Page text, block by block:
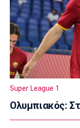
23:32
Ποδόσφαιρο - Διεθνή
Κακή
23:23
Γ Εθνική
Αστέρας
ρόστερ
Conference League
Super League 1
Ολυμπιακός: